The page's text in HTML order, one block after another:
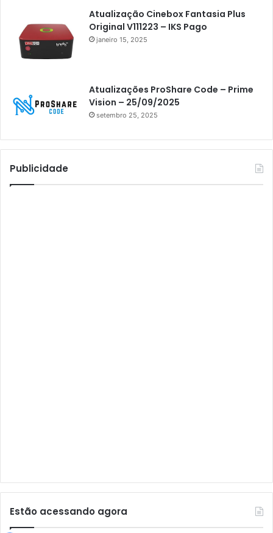
Athomics i3
Athomics i3 Bold
Athomics Inspire Qi
Athomics Inspire Qi Lite
Athomics S3
Athomics T3
Atto
AttoNet
Audisat K10 Urus
Audisat K30 Aventador
Atualização Cinebox Fantasia Plus
Original V111223 – IKS Pago
janeiro 15, 2025
Atualizações ProShare Code – Prime
Vision – 25/09/2025
setembro 25, 2025
Publicidade
Estão acessando agora